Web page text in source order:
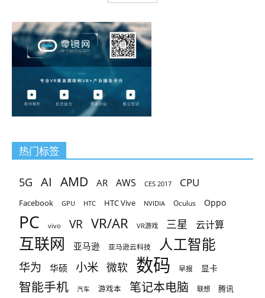
热门标签
5G AI AMD AR AWS CES 2017 CPU
Facebook GPU HTC HTC Vive NVIDIA Oculus Oppo
PC vivo VR VR/AR VR游戏 三星 云计算
互联网 亚马逊 亚马逊云科技 人工智能
华为 华硕 小米 微软 数码 早报 显卡
智能手机 汽车 游戏本 笔记本电脑 联想 腾讯